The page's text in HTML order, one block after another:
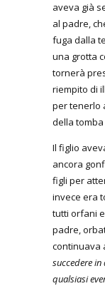
aveva già
al padre,
fuga dalla
una grotta
tornerà
riempito di
per tenerlo
della
Il figlio
ancora
figli per
invece era
tutti orfani
padre,
continuava
succedere
qualsiasi